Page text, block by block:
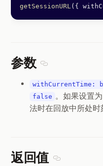
getSessionURL({
参数
withCurrentTime:
false 。如果设置为
法时在回放中所处时
返回值